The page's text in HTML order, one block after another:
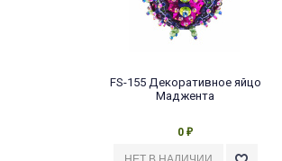
FS-155 Декоративное яйцо
Маджента
0 ₽